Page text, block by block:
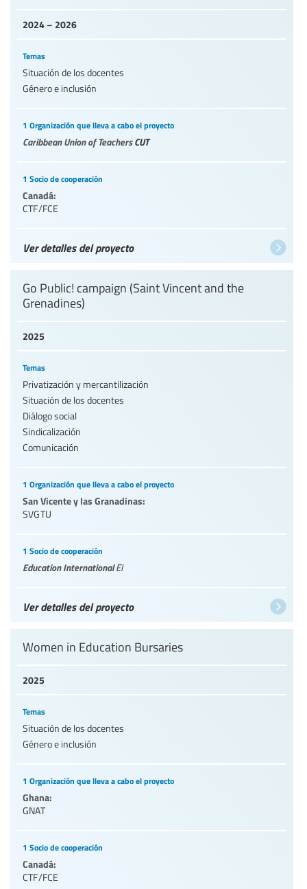
2024 – 2026
Temas
Situación de los docentes
Género e inclusión
1 Organización que lleva a cabo el proyecto
Caribbean Union of TeachersCUT
1 Socio de cooperación
Canadá:
CTF/FCE
Ver detalles del proyecto
2025
Go Public! campaign (Saint Vincent and the
Grenadines)
Temas
Privatización y mercantilización
Situación de los docentes
Diálogo social
Sindicalización
Comunicación
1 Organización que lleva a cabo el proyecto
San Vicente y las Granadinas:
SVGTU
1 Socio de cooperación
Education InternationalEI
Ver detalles del proyecto
2025
Women in Education Bursaries
Temas
Situación de los docentes
Género e inclusión
1 Organización que lleva a cabo el proyecto
Ghana:
GNAT
1 Socio de cooperación
Canadá:
CTF/FCE